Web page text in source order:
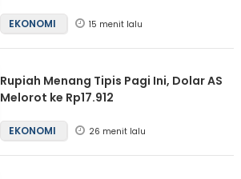
EKONOMI 15 menit lalu
Rupiah Menang Tipis Pagi Ini, Dolar AS
Melorot ke Rp17.912
EKONOMI 26 menit lalu